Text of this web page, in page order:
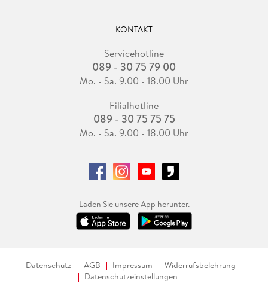
KONTAKT
Servicehotline
089 - 30 75 79 00
Mo. - Sa. 9.00 - 18.00 Uhr
Filialhotline
089 - 30 75 75 75
Mo. - Sa. 9.00 - 18.00 Uhr
Laden Sie unsere App herunter.
Datenschutz AGB Impressum
Widerrufsbelehrung
Datenschutzeinstellungen